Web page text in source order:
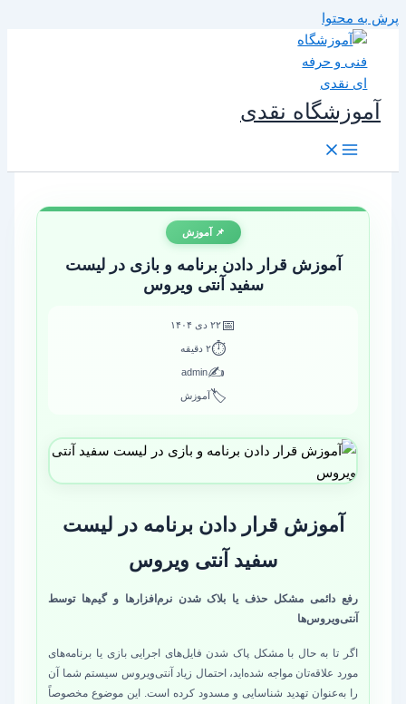
به محتوا
آموزشگاه نقدی
📌 آموزش
آموزش قرار دادن برنامه و بازی در لیست
سفید آنتی‌ ویروس
۲۲ دی ۱۴۰۴
⏱️۲ دقیقه
✍️
admin
🏷️آموزش
آموزش قرار دادن برنامه در لیست
سفید آنتی ویروس
رفع دائمی مشکل حذف یا بلاک شدن نرم‌افزارها و گیم‌ها توسط
آنتی‌ویروس‌ها
اگر تا به حال با مشکل پاک شدن فایل‌های اجرایی بازی یا برنامه‌های
مورد علاقه‌تان مواجه شده‌اید، احتمال زیاد آنتی‌ویروس سیستم شما آن
را به‌عنوان تهدید شناسایی و مسدود کرده است. این موضوع مخصوصاً